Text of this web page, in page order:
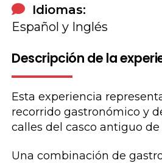
Idiomas:
Español y Inglés
Descripción de la
Esta experiencia
recorrido gastronómico y
calles del casco antiguo de
Una combinación de